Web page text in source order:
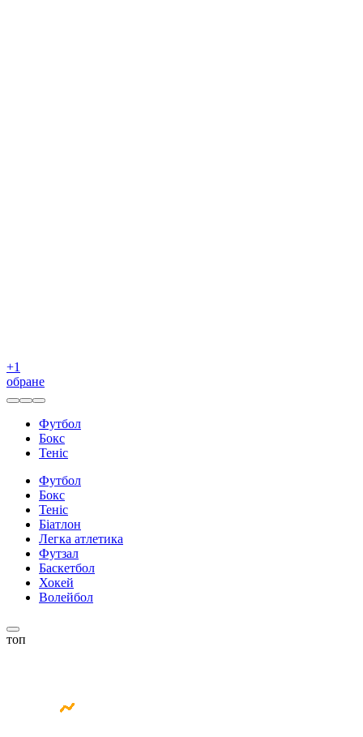
+1
обране
Футбол
Бокс
Теніс
Футбол
Бокс
Теніс
Біатлон
Легка атлетика
Футзал
Баскетбол
Хокей
Волейбол
топ